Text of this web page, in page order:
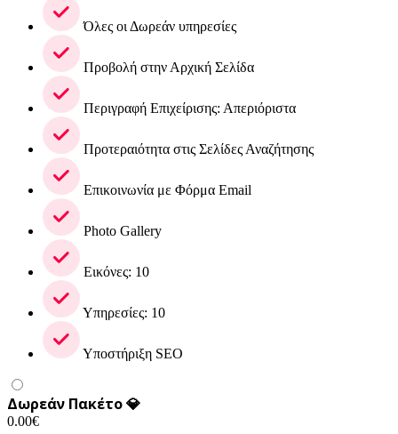
Όλες οι Δωρεάν υπηρεσίες
Προβολή στην Αρχική Σελίδα
Περιγραφή Επιχείρισης: Απεριόριστα
Προτεραιότητα στις Σελίδες Αναζήτησης
Επικοινωνία με Φόρμα Email
Photo Gallery
Εικόνες: 10
Υπηρεσίες: 10
Υποστήριξη SEO
Δωρεάν Πακέτο 💎
0.00€